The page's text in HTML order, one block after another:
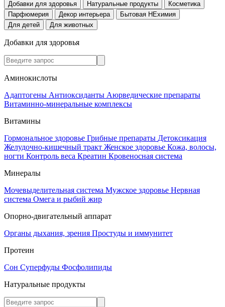
Добавки для здоровья Натуральные продукты
Косметика
Парфюмерия
Декор интерьера
Бытовая НЕхимия
Для детей
Для животных
Добавки для здоровья
Аминокислоты
Адаптогены Антиоксиданты Аюрведические препараты
Витаминно-минеральные комплексы
Витамины
Гормональное здоровье Грибные препараты Детоксикация
Желудочно-кишечный тракт Женское здоровье Кожа, волосы,
ногти Контроль веса Креатин Кровеносная система
Минералы
Мочевыделительная система Мужское здоровье Нервная
система Омега и рыбий жир
Опорно-двигательный аппарат
Органы дыхания, зрения Простуды и иммунитет
Протеин
Сон Суперфуды Фосфолипиды
Натуральные продукты